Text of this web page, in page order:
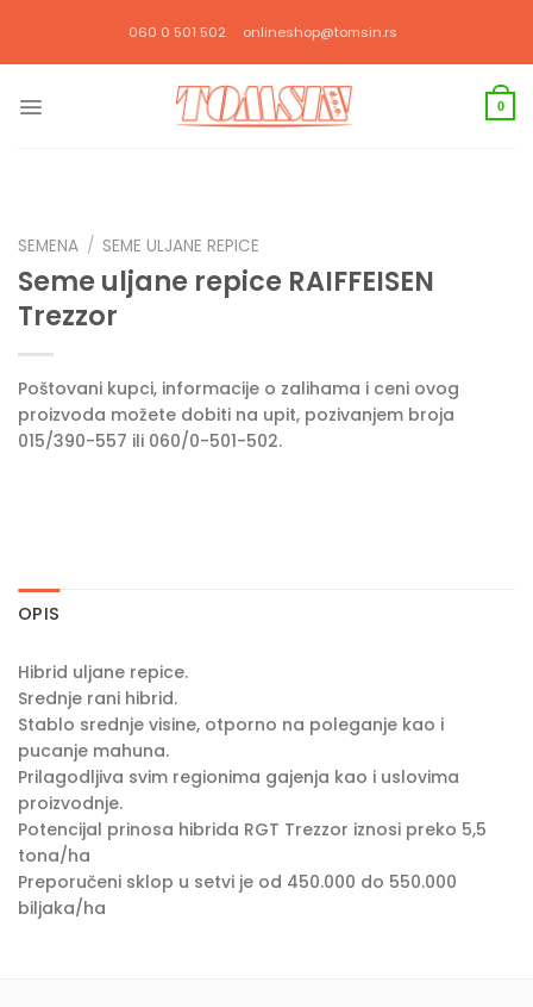
садржај
060 0 501 502 onlineshop@tomsin.rs
0
SEMENA / SEME ULJANE REPICE
Seme uljane repice RAIFFEISEN
Trezzor
Poštovani kupci, informacije o zalihama i ceni ovog
proizvoda možete dobiti na upit, pozivanjem broja
015/390-557 ili 060/0-501-502.
OPIS
Hibrid uljane repice.
Srednje rani hibrid.
Stablo srednje visine, otporno na poleganje kao i
pucanje mahuna.
Prilagodljiva svim regionima gajenja kao i uslovima
proizvodnje.
Potencijal prinosa hibrida RGT Trezzor iznosi preko 5,5
tona/ha
Preporučeni sklop u setvi je od 450.000 do 550.000
biljaka/ha